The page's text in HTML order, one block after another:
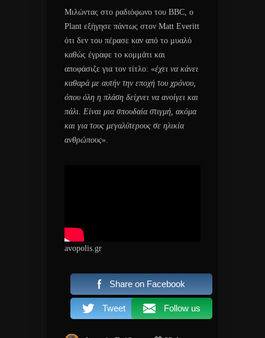
Μιλώντας στο ραδιόφωνο του BBC, ο
Plant εξήγησε πάντως στον Matt Everitt
ότι δεν του πέρασε καν από το μυαλό
καθώς έγραφε το κομμάτι και
αποφάσιζε για τον τίτλο: «έχει να κάνει
καθαρά με αυτήν την εποχή του χρόνου,
όπου όλη η πλάση δείχνει να ανοίγει και
πάλι. Είναι μια σπουδαία στιγμή, ακόμα
και για τους μεγαλύτερους σε ηλικία
ανθρώπους».
avopolis.gr
Share on Facebook
Tweet Follow us